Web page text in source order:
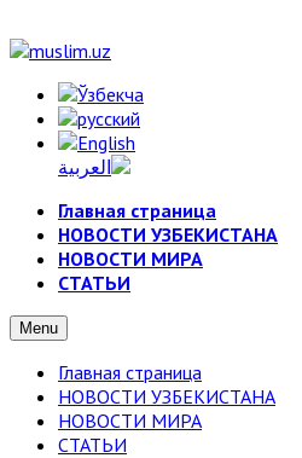
Главная страница
НОВОСТИ УЗБЕКИСТАНА
НОВОСТИ МИРА
СТАТЬИ
Menu
Главная страница
НОВОСТИ УЗБЕКИСТАНА
НОВОСТИ МИРА
СТАТЬИ